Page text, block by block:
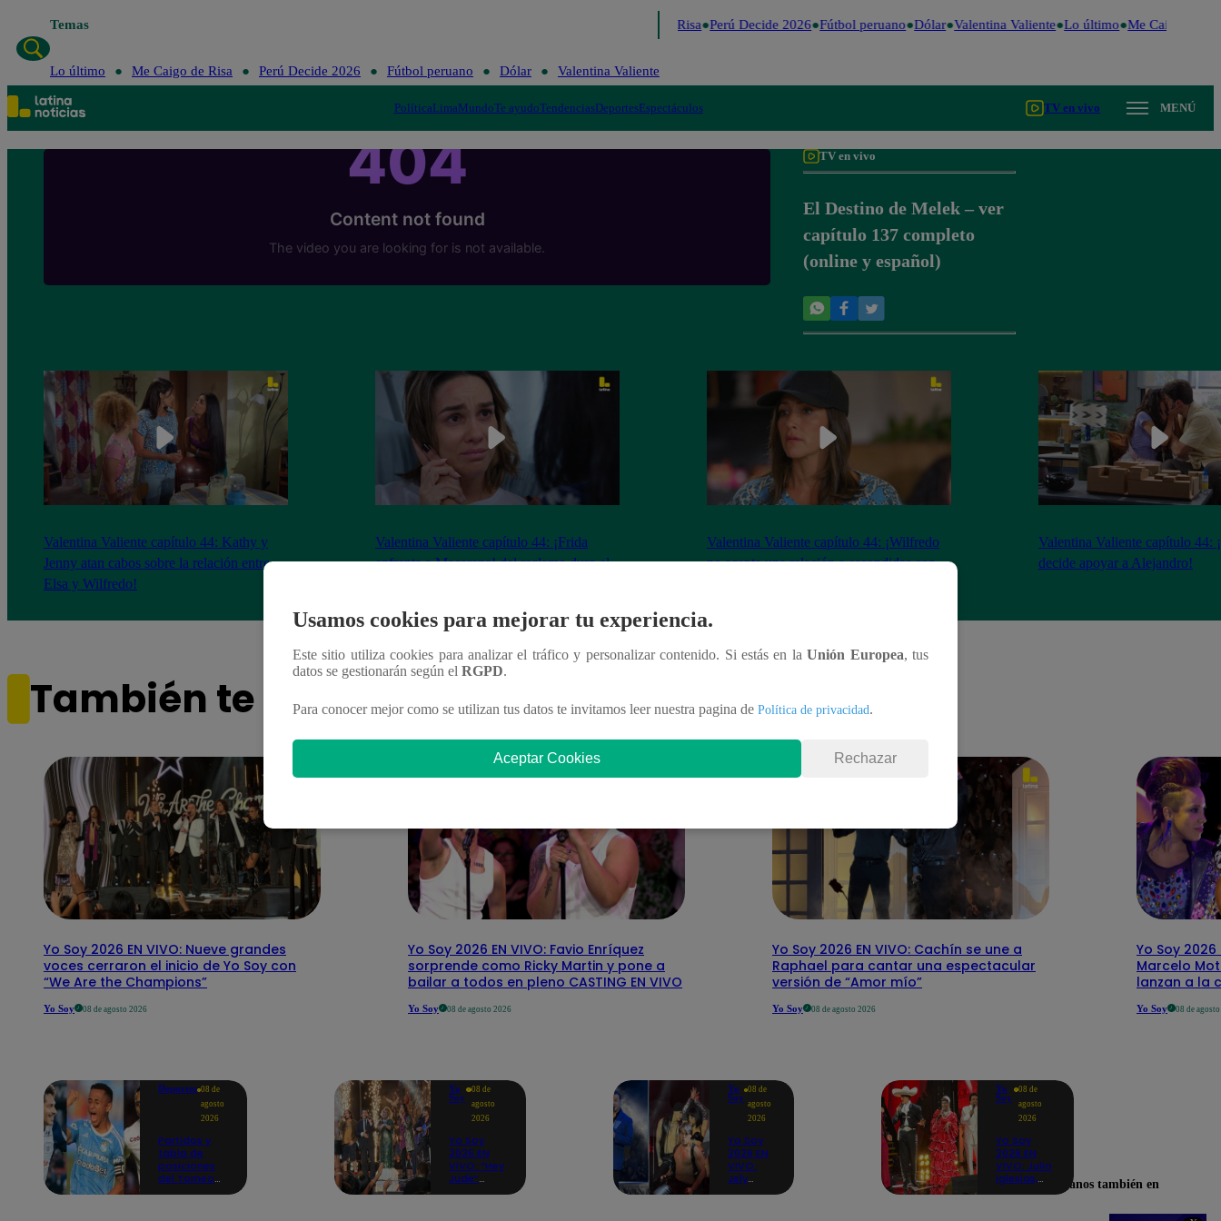
Temas Me Caigo de Risa Perú Decide 2026 Fútbol peruano Dólar Valentina Valiente Lo último Me Caigo de
Lo último Me Caigo de Risa Perú Decide 2026 Fútbol peruano Dólar Valentina Valiente
PolíticaLimaMundoTe ayudoTendenciasDeportesEspectáculos TV en vivo MENÚ
TV en vivo
El Destino de Melek – ver
capítulo 137 completo
(online y español)
Valentina Valiente capítulo 44: Kathy y
Jenny atan cabos sobre la relación entre
Elsa y Wilfredo!
Valentina Valiente capítulo 44: ¡Frida
enfrenta a Macarena! del reclamo duro al
Valentina Valiente capítulo 44: ¡Wilfredo
no acepta una relación a escondidas con
Valentina Valiente capítulo 44:
decide apoyar a Alejandro!
También te puede interesar
Yo Soy 2026 EN VIVO: Nueve grandes
voces cerraron el inicio de Yo Soy con
“We Are the Champions”
Yo Soy 08 de agosto 2026
Yo Soy 2026 EN VIVO: Favio Enríquez
sorprende como Ricky Martin y pone a
bailar a todos en pleno CASTING EN VIVO
Yo Soy 08 de agosto 2026
Yo Soy 2026 EN VIVO: Cachín se une a
Raphael para cantar una espectacular
versión de “Amor mío”
Yo Soy 08 de agosto 2026
Yo Soy 2026
Marcelo
lanzan a la
Yo Soy 08 de
Deportes 08 de
agosto
2026
Partidos y
tabla de
posiciones
del Torneo
Yo
Soy
08 de
agosto
2026
Yo Soy
2026 EN
VIVO: “Hey
Jude”
Yo
Soy
08 de
agosto
2026
Yo Soy
2026 EN
VIVO:
Jely
Yo
Soy
08 de
agosto
2026
Yo Soy
2026 EN
VIVO: Julio
Iglesias,
Usamos cookies para mejorar tu experiencia.
Este sitio utiliza cookies para analizar el tráfico y personalizar contenido. Si estás en laUnión Europea, tus
datos se gestionarán según el RGPD.
Para conocer mejor como se utilizan tus datos te invitamos leer nuestra pagina de Política de privacidad.
Aceptar Cookies Rechazar
Encuéntranos también en